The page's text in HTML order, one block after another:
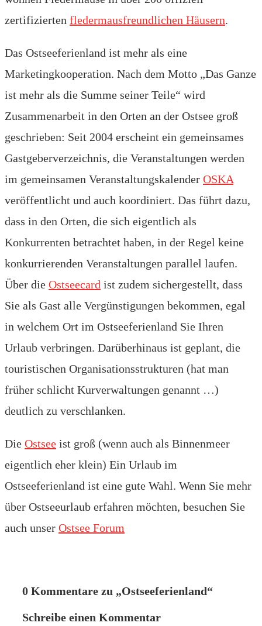
zertifizierten fledermausfreundlichen Häusern.
Das Ostseeferienland ist mehr als eine
Marketingkooperation. Nach dem Motto „Das Ganze
ist mehr als die Summe seiner Teile“ wird
Zusammenarbeit in den Orten an der Ostsee groß
geschrieben: Seit 2004 erscheint ein gemeinsames
Gastgeberverzeichnis, die Veranstaltungen werden
im gemeinsamen Veranstaltungskalender OSKA
veröffentlicht und auch koordiniert. Das führt dazu,
dass in den Orten, die sich eigentlich als
Konkurrenten betrachtet haben, in der Regel keine
konkurrierenden Veranstaltungen parallel laufen.
Über die Ostseecard ist zudem sichergestellt, dass
Sie als Gast alle Vergünstigungen bekommen, egal
in welchem Ort im Ostseeferienland Sie Ihren
Urlaub verbringen. Darüberhinaus ist geplant, die
touristischen Organisationsstrukturen (hat man
früher schlicht Kurverwaltungen genannt …)
deutlich zu verschlanken.
Die Ostsee ist groß (wenn auch als Binnenmeer
eigentlich eher klein) Ein Urlaub im
Ostseeferienland ist eine gute Wahl. Wenn Sie mehr
über Ostseeurlaub erfahren möchten, besuchen Sie
auch unser Ostsee Forum
0 Kommentare zu „Ostseeferienland“
Schreibe einen Kommentar